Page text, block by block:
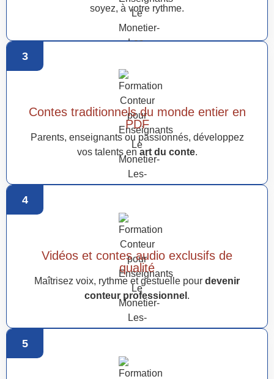
soyez, à votre rythme.
3
Contes traditionnels du monde entier en
PDF
Parents, enseignants ou passionnés, développez
vos talents en art du conte.
4
Vidéos et contes audio exclusifs de
qualité
Maîtrisez voix, rythme et gestuelle pour devenir
conteur professionnel .
5